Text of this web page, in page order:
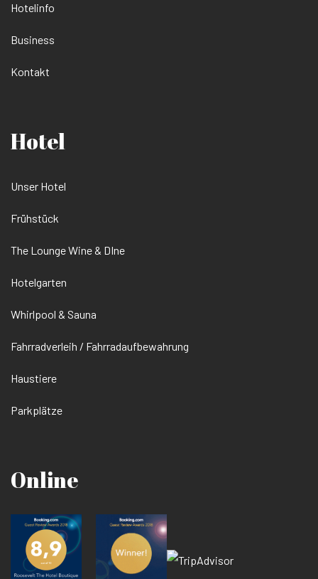
Hotelinfo
Business
Kontakt
Hotel
Unser Hotel
Frühstück
The Lounge Wine & DIne
Hotelgarten
Whirlpool & Sauna
Fahrradverleih / Fahrradaufbewahrung
Haustiere
Parkplätze
Online